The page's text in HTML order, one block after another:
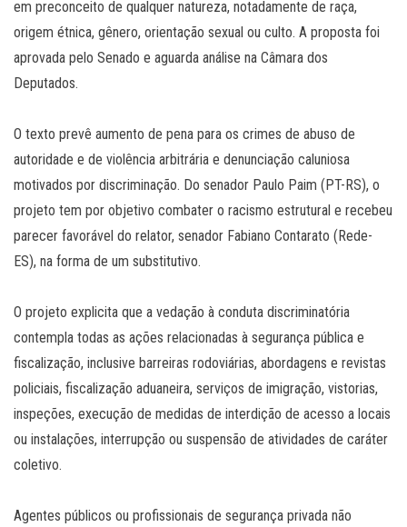
em preconceito de qualquer natureza, notadamente de raça,
origem étnica, gênero, orientação sexual ou culto. A proposta foi
aprovada pelo Senado e aguarda análise na Câmara dos
Deputados.
O texto prevê aumento de pena para os crimes de abuso de
autoridade e de violência arbitrária e denunciação caluniosa
motivados por discriminação. Do senador Paulo Paim (PT-RS), o
projeto tem por objetivo combater o racismo estrutural e recebeu
parecer favorável do relator, senador Fabiano Contarato (Rede-
ES), na forma de um substitutivo.
O projeto explicita que a vedação à conduta discriminatória
contempla todas as ações relacionadas à segurança pública e
fiscalização, inclusive barreiras rodoviárias, abordagens e revistas
policiais, fiscalização aduaneira, serviços de imigração, vistorias,
inspeções, execução de medidas de interdição de acesso a locais
ou instalações, interrupção ou suspensão de atividades de caráter
coletivo.
Agentes públicos ou profissionais de segurança privada não